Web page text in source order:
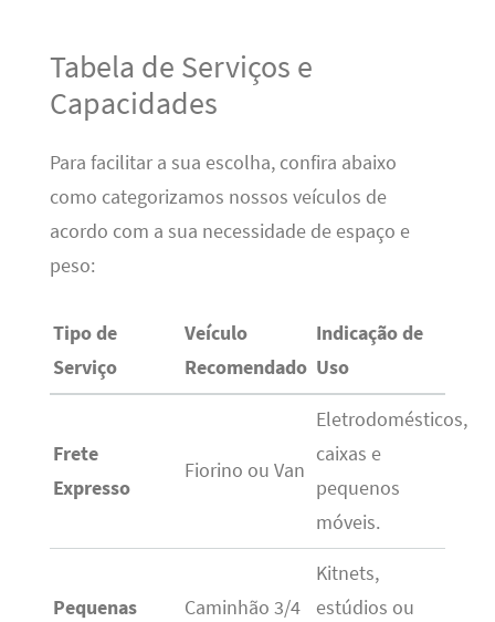
Tabela de Serviços e
Capacidades
Para facilitar a sua escolha, confira abaixo
como categorizamos nossos veículos de
acordo com a sua necessidade de espaço e
peso:
Tipo de
Serviço
Veículo
Recomendado
Indicação de
Uso
Frete
Expresso
Fiorino ou Van
Eletrodomésticos,
caixas e
pequenos
móveis.
Pequenas
Caminhão 3/4
Kitnets,
estúdios ou